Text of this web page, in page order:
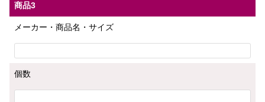
商品3
メーカー・商品名・サイズ
個数